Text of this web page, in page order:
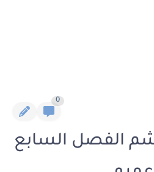
0
الفصل السابع